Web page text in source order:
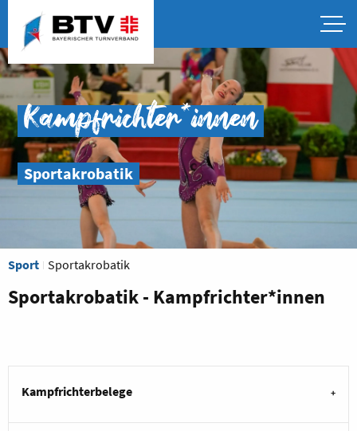
Kampfrichter*innen
Sportakrobatik
Sport Sportakrobatik
Sportakrobatik - Kampfrichter*innen
Kampfrichterbelege